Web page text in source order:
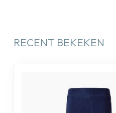
RECENT BEKEKEN